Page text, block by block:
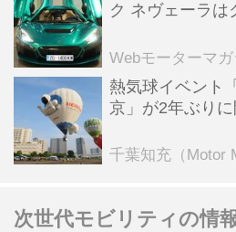
ク ネヴェーラは
全版／115】
Webモーターマ
熱気球イベント
京」が2年ぶり
ンテンツも
千葉知充（Motor
次世代モビリティの情